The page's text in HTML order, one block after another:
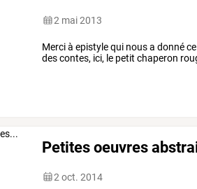
2 mai 2013
Merci à epistyle qui nous a donné
des contes, ici, le petit chaperon
Petites oeuvres
2 oct. 2014